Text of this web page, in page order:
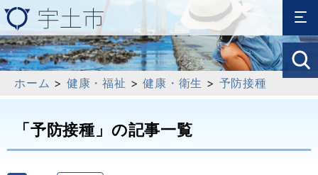
ホーム > 健康・福祉 >健康・衛生 > 予防接種
「予防接種」の記事一覧